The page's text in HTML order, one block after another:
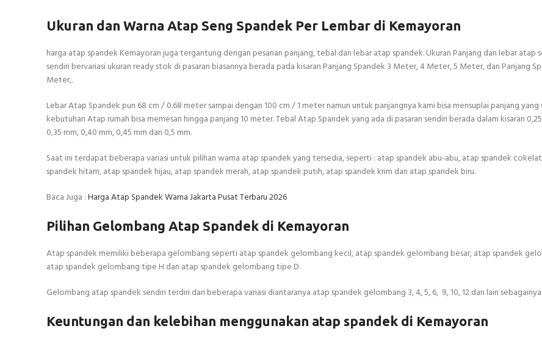
Ukuran dan Warna Atap Seng Spandek Per Lembar di Kemayoran
harga atap spandek Kemayoran juga tergantung dengan pesanan panjang, tebal dan lebar atap spandek. Ukuran Panjang dan lebar atap
sendiri bervariasi ukuran ready stok di pasaran biasannya berada pada kisaran Panjang Spandek 3 Meter, 4 Meter, 5 Meter, dan Panjang
Meter,.
Lebar Atap Spandek pun 68 cm / 0.68 meter sampai dengan 100 cm / 1 meter namun untuk panjangnya kami bisa mensuplai panjang yang
kebutuhan Atap rumah bisa memesan hingga panjang 10 meter. Tebal Atap Spandek yang ada di pasaran sendiri berada dalam kisaran
0,35 mm, 0,40 mm, 0,45 mm dan 0,5 mm.
Saat ini terdapat beberapa variasi untuk pilihan warna atap spandek yang tersedia, seperti : atap spandek abu-abu, atap spandek
spandek hitam, atap spandek hijau, atap spandek merah, atap spandek putih, atap spandek krim dan atap spandek biru.
Baca Juga :Harga Atap Spandek Warna Jakarta Pusat Terbaru 2026
Pilihan Gelombang Atap Spandek di Kemayoran
Atap spandek memiliki beberapa gelombang seperti atap spandek gelombang kecil, atap spandek gelombang besar, atap spandek
atap spandek gelombang tipe H dan atap spandek gelombang tipe D.
Gelombang atap spandek sendiri terdiri dari beberapa variasi diantaranya atap spandek gelombang 3, 4, 5, 6, 9, 10, 12 dan lain sebagainya.
Keuntungan dan kelebihan menggunakan atap spandek di Kemayoran